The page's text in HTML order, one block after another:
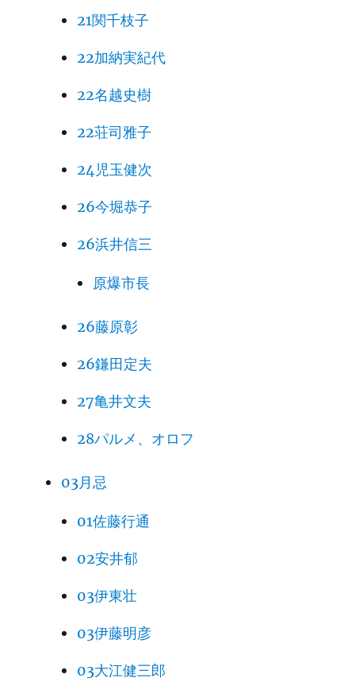
21関千枝子
22加納実紀代
22名越史樹
22荘司雅子
24児玉健次
26今堀恭子
26浜井信三
原爆市長
26藤原彰
26鎌田定夫
27亀井文夫
28パルメ、オロフ
03月忌
01佐藤行通
02安井郁
03伊東壮
03伊藤明彦
03大江健三郎